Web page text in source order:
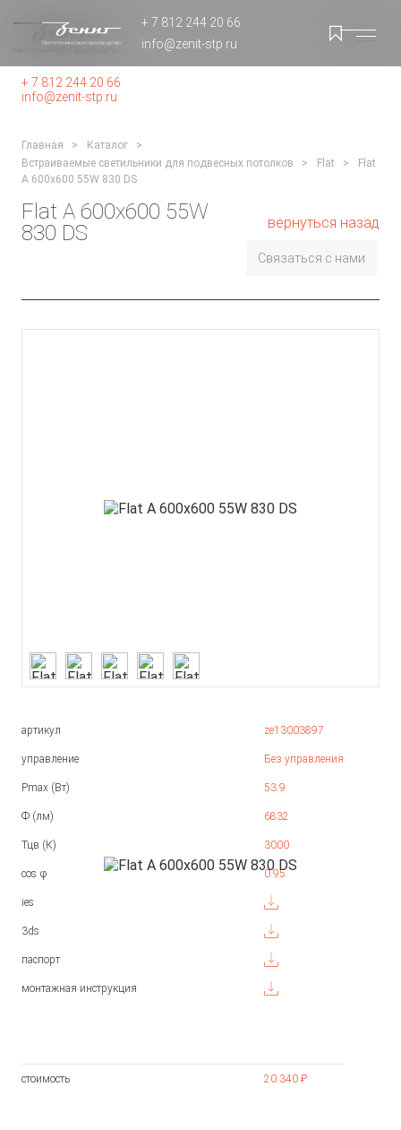
+ 7 812 244 20 66
info@zenit-stp.ru
+ 7 812 244 20 66
info@zenit-stp.ru
Главная
Каталог
Встраиваемые светильники для подвесных потолков
Flat
Flat
A 600x600 55W 830 DS
Flat A 600x600 55W
830 DS
Связаться с нами
вернуться назад
артикул ze13003897
управление Без управления
Pmax (Вт) 53.9
Ф (лм) 6832
Тцв (К) 3000
cos φ 0.95
ies
3ds
паспорт
монтажная инструкция
стоимость 20 340 ₽